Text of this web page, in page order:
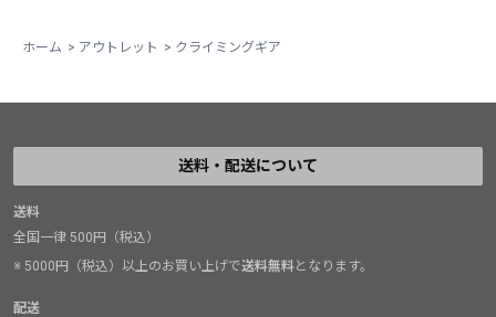
ホーム > アウトレット > クライミングギア
送料・配送について
送料
全国一律 500円（税込）
※ 5000円（税込）以上のお買い上げで送料無料となります。
配送